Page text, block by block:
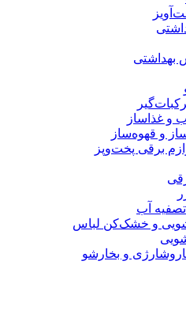
بهداشتی
و غذاساز
و قهوه‌ساز
برقی پخت‌وپز
آب
و خشک‌کن لباس
و بخارشو